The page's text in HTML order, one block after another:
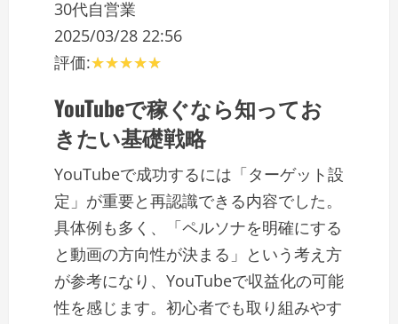
30代自営業
2025/03/28 22:56
評価:
YouTubeで稼ぐなら知ってお
きたい基礎戦略
YouTubeで成功するには「ターゲット設
定」が重要と再認識できる内容でした。
具体例も多く、「ペルソナを明確にする
と動画の方向性が決まる」という考え方
が参考になり、YouTubeで収益化の可能
性を感じます。初心者でも取り組みやす